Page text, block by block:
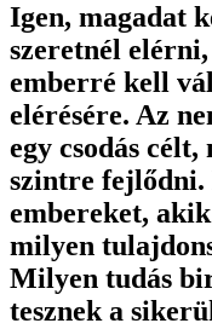
Igen, magadat
szeretnél
emberré kell
elérésére. Az
egy csodás
szintre fejlődni.
embereket,
milyen
Milyen tudás
tesznek a